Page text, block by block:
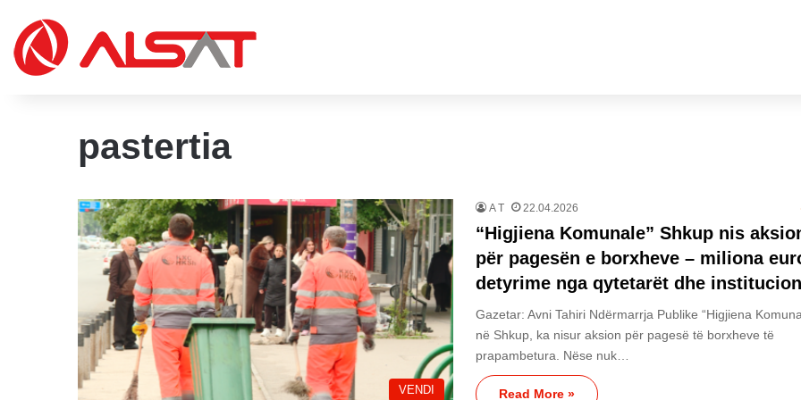
pastertia
VENDI
A T 22.04.2026
“Higjiena Komunale” Shkup nis
për pagesën e borxheve – miliona
detyrime nga qytetarët dhe
Gazetar: Avni Tahiri Ndërmarrja Publike “Higjiena
në Shkup, ka nisur aksion për pagesë të borxheve të
prapambetura. Nëse nuk…
Read More »